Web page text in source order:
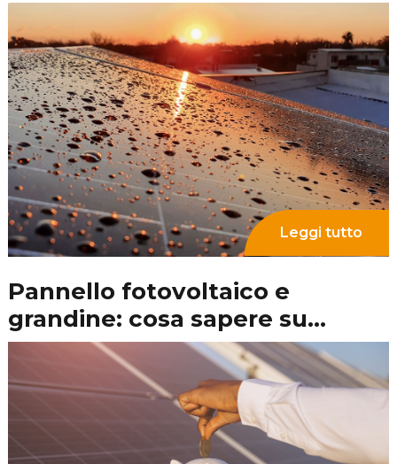
Cessione impianto
fotovoltaico: come funziona e
cosa considerare
Direttiva “Case Green”: cosa
prevede e come adeguare il
tuo immobile